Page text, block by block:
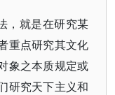
，就是在研究某
重点研究其文化
象之本质规定或
研究天下主义和